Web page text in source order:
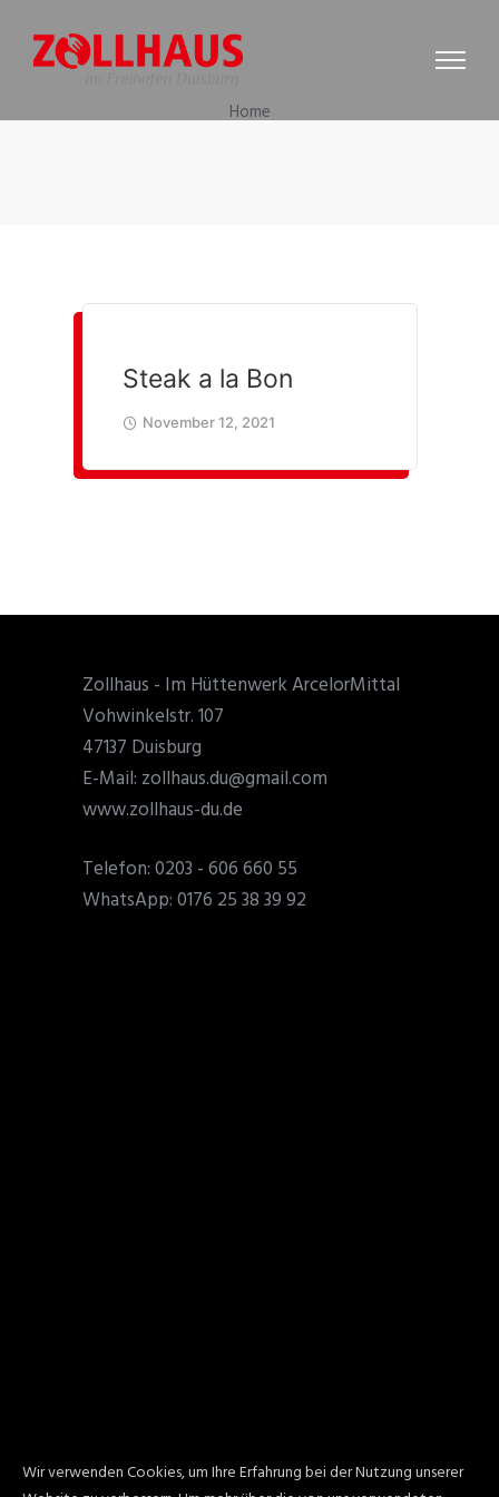
Home
Steak a la Bon
November 12, 2021
Zollhaus - Im Hüttenwerk ArcelorMittal
Vohwinkelstr. 107
47137 Duisburg
E-Mail: zollhaus.du@gmail.com
www.zollhaus-du.de
Telefon: 0203 - 606 660 55
WhatsApp: 0176 25 38 39 92
Wir verwenden Cookies, um Ihre Erfahrung bei der Nutzung unserer